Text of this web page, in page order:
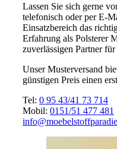
Lassen Sie sich gerne
telefonisch oder per E-
Einsatzbereich das
Erfahrung als Polsterer
zuverlässigen Partner
Unser Musterversand
günstigen Preis einen
Tel: 0 95 43/41 73 714
Mobil: 0151/51 477 481